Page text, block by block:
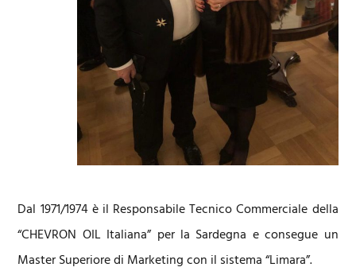
Dal 1971/1974 è il Responsabile Tecnico Commerciale della
“CHEVRON OIL Italiana” per la Sardegna e consegue un
Master Superiore di Marketing con il sistema “Limara”.